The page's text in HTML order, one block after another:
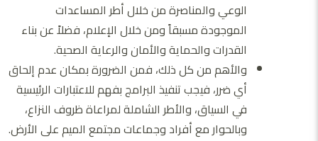
الوعي والمناصرة من خلال أطر المساعدات
الموجودة مسبقاً ومن خلال الإعلام، فضلاً عن بناء
القدرات والحماية والأمان والرعاية الصحية.
والأهم من كل ذلك، فمن الضرورة بمكان عدم إلحاق
أي ضرر، فيجب تنفيذ البرامج بفهم للاعتبارات الرئيسية
في السياق، والأطر الشاملة لمراعاة ظروف النزاع،
وبالحوار مع أفراد وجماعات مجتمع الميم على الأرض.